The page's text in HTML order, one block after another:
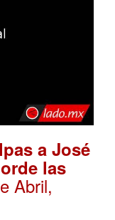
a José
las
Abril,